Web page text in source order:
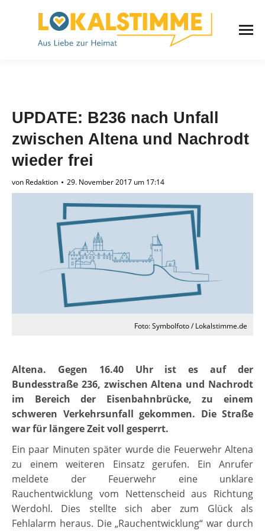
UPDATE: B236 nach Unfall
zwischen Altena und Nachrodt
wieder frei
von Redaktion 29. November 2017 um 17:14
Foto: Symbolfoto / Lokalstimme.de
Altena. Gegen 16.40 Uhr ist es auf der
Bundesstraße 236, zwischen Altena und Nachrodt
im Bereich der Eisenbahnbrücke, zu einem
schweren Verkehrsunfall gekommen. Die Straße
war für längere Zeit voll gesperrt.
Ein paar Minuten später wurde die Feuerwehr Altena
zu einem weiteren Einsatz gerufen. Ein Anrufer
meldete der Feuerwehr eine unklare
Rauchentwicklung vom Nettenscheid aus Richtung
Werdohl. Dies stellte sich aber zum Glück als
Fehlalarm heraus. Die „Rauchentwicklung“ war durch